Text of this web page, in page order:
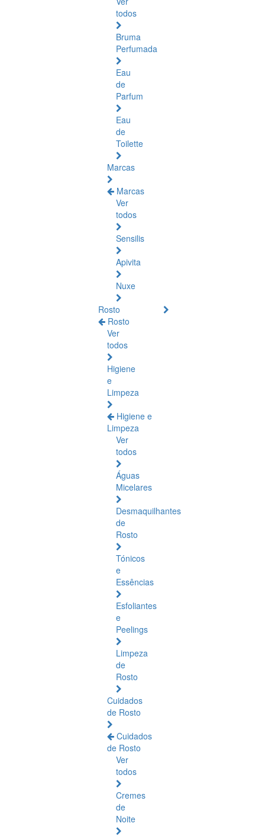
todos
Bruma
Perfumada
Eau
de
Parfum
Eau
de
Toilette
Marcas
Marcas
Ver
todos
Sensilis
Apivita
Nuxe
Rosto
Rosto
Ver
todos
Higiene
e
Limpeza
Higiene e
Limpeza
Ver
todos
Águas
Micelares
Desmaquilhantes
de
Rosto
Tónicos
e
Essências
Esfoliantes
e
Peelings
Limpeza
de
Rosto
Cuidados
de Rosto
Cuidados
de Rosto
Ver
todos
Cremes
de
Noite